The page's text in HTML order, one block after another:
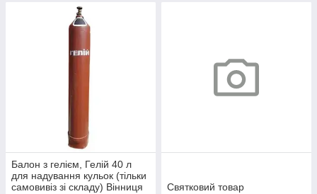
Балон з гелієм, Гелій 40 л
для надування кульок (тільки
самовивіз зі складу) Вінниця
Святковий товар